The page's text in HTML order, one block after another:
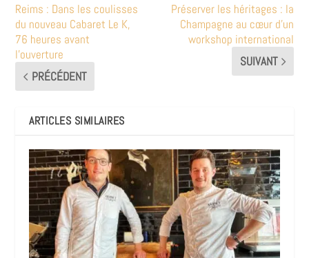
Reims : Dans les coulisses
du nouveau Cabaret Le K,
76 heures avant
l’ouverture
PRÉCÉDENT
Préserver les héritages : la
Champagne au cœur d’un
workshop international
SUIVANT
ARTICLES SIMILAIRES